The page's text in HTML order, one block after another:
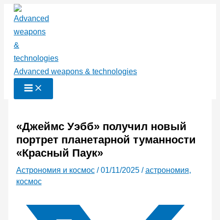
Перейти
содержимому
Advanced weapons & technologies
«Джеймс Уэбб» получил новый
портрет планетарной туманности
«Красный Паук»
Астрономия и космос/01/11/2025 /астрономия,
космос